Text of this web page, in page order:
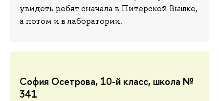
увидеть ребят сначала в Питерской Вышке,
а потом и в лаборатории.
София Осетрова, 10-й класс, школа №
341